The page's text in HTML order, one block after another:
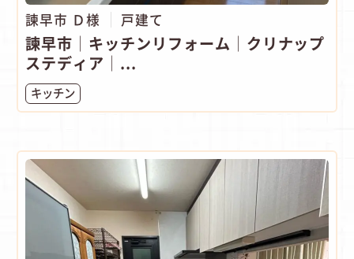
諫早市 Ｄ様 戸建て
諫早市│キッチンリフォーム│クリナップ
ステディア│...
キッチン